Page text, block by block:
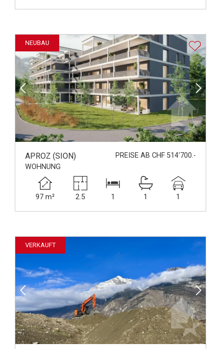
NEUBAU
APROZ (SION)
PREISE AB CHF 514'700.-
WOHNUNG
97 m² 2.5 1 1 1
VERKAUFT